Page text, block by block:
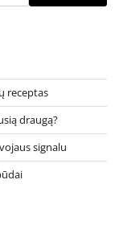
receptas
draugą?
signalu